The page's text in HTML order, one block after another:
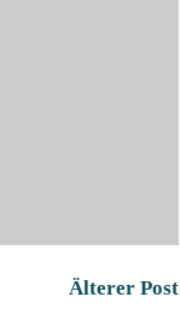
Älterer Post